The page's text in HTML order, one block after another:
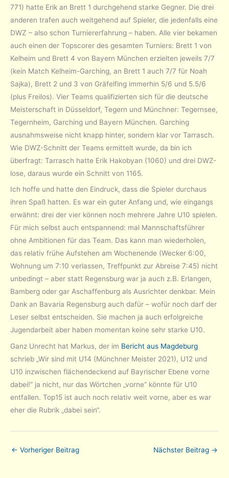
771) hatte Erik an Brett 1 durchgehend starke Gegner. Die drei
anderen trafen auch weitgehend auf Spieler, die jedenfalls eine
DWZ – also schon Turniererfahrung – haben. Alle vier bekamen
auch einen der Topscorer des gesamten Turniers: Brett 1 von
Kelheim und Brett 4 von Bayern München erzielten jeweils 7/7
(kein Match Kelheim-Garching, an Brett 1 auch 7/7 für Noah
Sajka), Brett 2 und 3 von Gräfelfing immerhin 5/6 und 5.5/6
(plus Freilos). Vier Teams qualifizierten sich für die deutsche
Meisterschaft in Düsseldorf, Tegern und Münchner: Tegernsee,
Tegernheim, Garching und Bayern München. Garching
ausnahmsweise nicht knapp hinter, sondern klar vor Tarrasch.
Wie DWZ-Schnitt der Teams ermittelt wurde, da bin ich
überfragt: Tarrasch hatte Erik Hakobyan (1060) und drei DWZ-
lose, daraus wurde ein Schnitt von 1165.
Ich hoffe und hatte den Eindruck, dass die Spieler durchaus
ihren Spaß hatten. Es war ein guter Anfang und, wie eingangs
erwähnt: drei der vier können noch mehrere Jahre U10 spielen.
Für mich selbst auch entspannend: mal Mannschaftsführer
ohne Ambitionen für das Team. Das kann man wiederholen,
das relativ frühe Aufstehen am Wochenende (Wecker 6:00,
Wohnung um 7:10 verlassen, Treffpunkt zur Abreise 7:45) nicht
unbedingt – aber statt Regensburg war ja auch z.B. Erlangen,
Bamberg oder gar Aschaffenburg als Ausrichter denkbar. Mein
Dank an Bavaria Regensburg auch dafür – wofür noch darf der
Leser selbst entscheiden. Sie machen ja auch erfolgreiche
Jugendarbeit aber haben momentan keine sehr starke U10.
Ganz Unrecht hat Markus, der im Bericht aus Magdeburg
schrieb „Wir sind mit U14 (Münchner Meister 2021), U12 und
U10 inzwischen flächendeckend auf Bayrischer Ebene vorne
dabei!“ ja nicht, nur das Wörtchen „vorne“ könnte für U10
entfallen. Top15 ist auch noch relativ weit vorne, aber es war
eher die Rubrik „dabei sein“.
← Vorheriger Beitrag Nächster Beitrag →